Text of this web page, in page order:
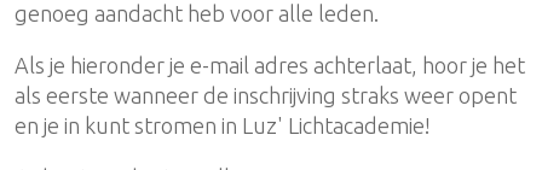
genoeg aandacht heb voor alle leden.
Als je ​hieronder je e-mail adres achterlaat, hoor je het
als eerste wanneer de ​inschrijving straks weer opent
en je in kunt stromen in Luz' Lichtacademie!